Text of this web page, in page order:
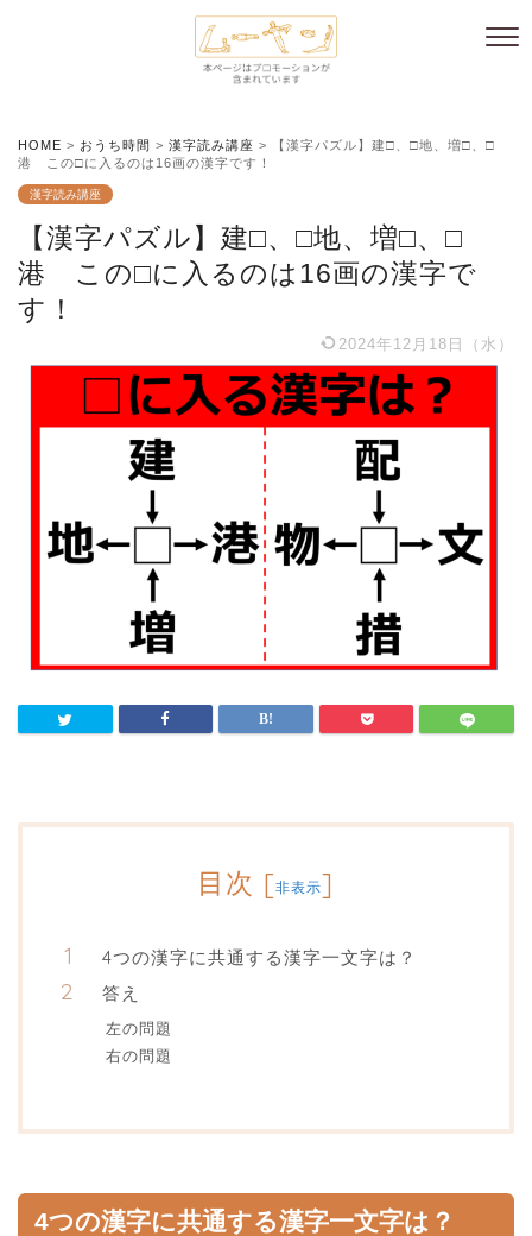
HOME > おうち時間 > 漢字読み講座 >
【漢字パズル】建□、□地、増□、□
港 この□に入るのは16画の漢字です！
漢字読み講座
【漢字パズル】建□、□地、増□、□
港 この□に入るのは16画の漢字で
す！
2024年12月18日（水）
目次 [非表示]
4つの漢字に共通する漢字一文字は？
答え
左の問題
右の問題
4つの漢字に共通する漢字一文字は？